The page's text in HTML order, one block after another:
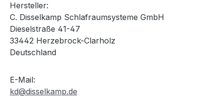
Hersteller:
C. Disselkamp Schlafraumsysteme GmbH
Dieselstraße 41-47
33442 Herzebrock-Clarholz
Deutschland
E-Mail:
kd@disselkamp.de